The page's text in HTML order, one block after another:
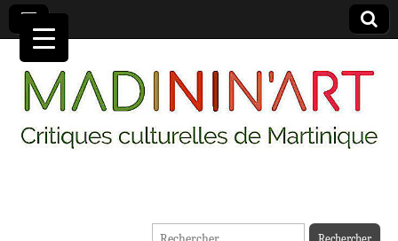
MADININ'ART
Rechercher :